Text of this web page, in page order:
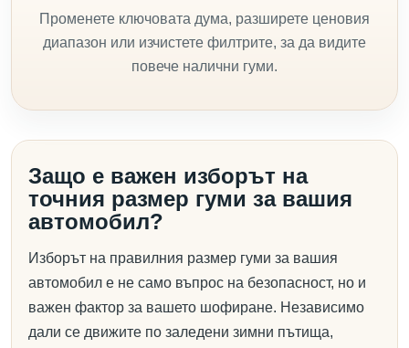
Променете ключовата дума, разширете ценовия
диапазон или изчистете филтрите, за да видите
повече налични гуми.
Защо е важен изборът на
точния размер гуми за вашия
автомобил?
Изборът на правилния размер гуми за вашия
автомобил е не само въпрос на безопасност, но и
важен фактор за вашето шофиране. Независимо
дали се движите по заледени зимни пътища,